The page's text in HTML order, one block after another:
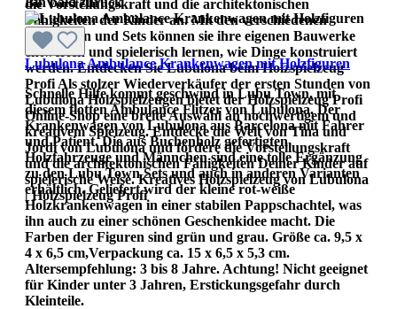
die Vorstellungskraft und die architektonischen
Fähigkeiten der Kinder an. Mit den verschiedenen
Bausteinen und Sets können sie ihre eigenen Bauwerke
entwerfen und spielerisch lernen, wie Dinge konstruiert
werden. Entdecken Sie Lubulona beim Holzspielzeug
Profi Als stolzer Wiederverkäufer der ersten Stunden von
Lubulona Holzspielzeugen bietet der Holzspielzeug Profi
Online-Shop eine breite Auswahl an hochwertigem und
kreativem Spielzeug. Entdecke die Welt von Tina und
Jordi von Lubulona und fördere die Vorstellungskraft
und die architektonischen Fähigkeiten Deiner Kinder auf
spielerische Weise. Kreatives Holzspielzeug von Lubulona
| Holzspielzeug Profi
Lubulona Ambulance Krankenwagen mit Holzfiguren
Schnelle Hilfe kommt geschwind in Lubu Town, mit
diesem flotten Ambulance Flitzer von Lubulona. Der
Krankenwagen von Lubulona aus Barcelona mit Fahrer
und Patient. Die aus Buchenholz gefertigten
Holzfahrzeuge und Männchen sind eine tolle Ergänzung
zu den Lubu Town Sets und auch in anderen Varianten
erhältlich. Geliefert wird der kleine rot-weiße
Holzkrankenwagen in einer stabilen Pappschachtel, was
ihn auch zu einer schönen Geschenkidee macht. Die
Farben der Figuren sind grün und grau. Größe ca. 9,5 x
4 x 6,5 cm,Verpackung ca. 15 x 6,5 x 5,3 cm.
Altersempfehlung: 3 bis 8 Jahre. Achtung! Nicht geeignet
für Kinder unter 3 Jahren, Erstickungsgefahr durch
Kleinteile.